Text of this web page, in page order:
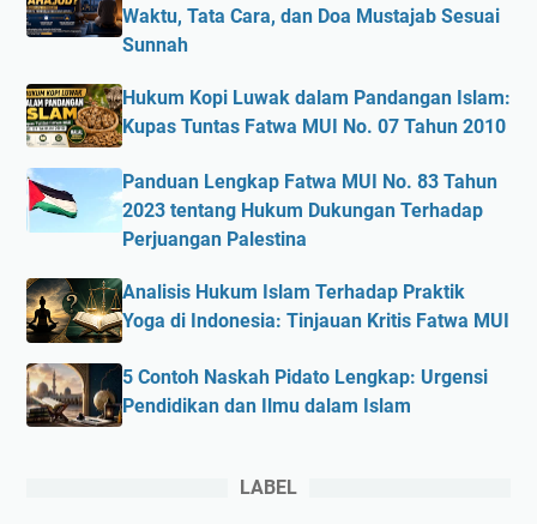
Waktu, Tata Cara, dan Doa Mustajab Sesuai
Sunnah
Hukum Kopi Luwak dalam Pandangan Islam:
Kupas Tuntas Fatwa MUI No. 07 Tahun 2010
Panduan Lengkap Fatwa MUI No. 83 Tahun
2023 tentang Hukum Dukungan Terhadap
Perjuangan Palestina
Analisis Hukum Islam Terhadap Praktik
Yoga di Indonesia: Tinjauan Kritis Fatwa MUI
5 Contoh Naskah Pidato Lengkap: Urgensi
Pendidikan dan Ilmu dalam Islam
LABEL